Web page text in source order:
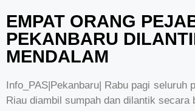
EMPAT ORANG
PEKANBARU
MENDALAM
Info_PAS|Pekanbaru| Rabu pagi
Riau diambil sumpah dan dilantik secara